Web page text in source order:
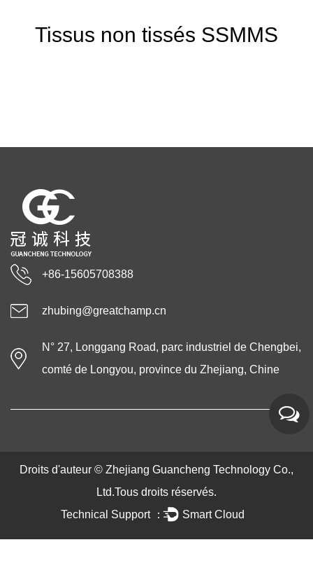
Tissus non tissés SSMMS
+86-15605708388
zhubing@greatchamp.cn
N° 27, Longgang Road, parc industriel de Chengbei,
comté de Longyou, province du Zhejiang, Chine
Droits d'auteur © Zhejiang Guancheng Technology Co.,
Ltd.Tous droits réservés.
Technical Support ： Smart Cloud